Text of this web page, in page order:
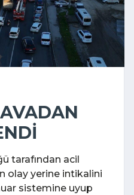
tarafından acil
olay yerine intikalini
sistemine uyup